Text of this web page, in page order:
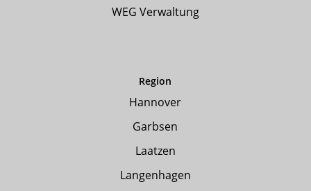
WEG Verwaltung
Region
Hannover
Garbsen
Laatzen
Langenhagen